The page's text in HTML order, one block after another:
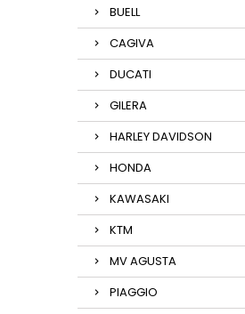
BUELL
CAGIVA
DUCATI
GILERA
HARLEY DAVIDSON
HONDA
KAWASAKI
KTM
MV AGUSTA
PIAGGIO